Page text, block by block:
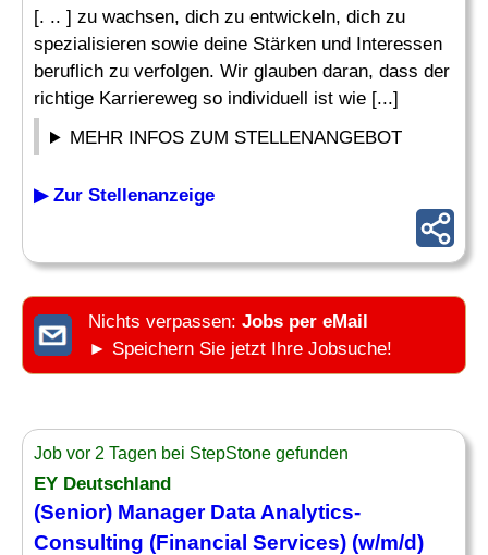
[. .. ] zu wachsen, dich zu entwickeln, dich zu
spezialisieren sowie deine Stärken und Interessen
beruflich zu verfolgen. Wir glauben daran, dass der
richtige Karriereweg so individuell ist wie [...]
MEHR INFOS ZUM STELLENANGEBOT
▶ Zur Stellenanzeige
Nichts verpassen: Jobs per eMail
► Speichern Sie jetzt Ihre Jobsuche!
Job vor 2 Tagen bei StepStone gefunden
EY Deutschland
(Senior) Manager Data Analytics-
Consulting (Financial Services) (w/m/d)